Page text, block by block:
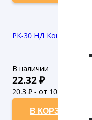
РК-30 НД Контейнер
В наличии
22.32₽
20.3 ₽ - от 10.000
18.45₽ - от 50.000
В КОРЗИНУ